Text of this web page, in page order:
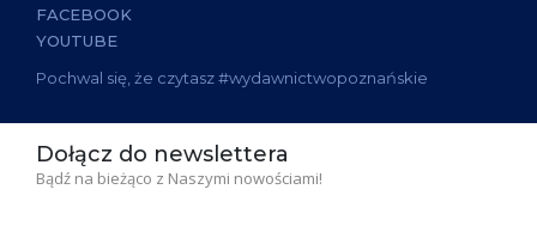
FACEBOOK
YOUTUBE
Pochwal się, że czytasz #wydawnictwopoznańskie
Dołącz do newslettera
Bądź na bieżąco z Naszymi nowościami!